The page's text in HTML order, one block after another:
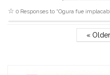
0 Responses to “Ogura fue
«